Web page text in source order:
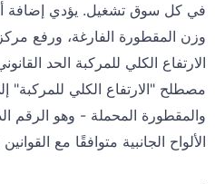
في كل سوق تشغيل. يؤدي إضافة
وزن المقطورة الفارغة، ورفع مركز
الارتفاع الكلي للمركبة الحد
مصطلح "الارتفاع الكلي للمركبة"
والمقطورة المحملة - وهو الرقم
الألواح الجانبية متوافقًا مع